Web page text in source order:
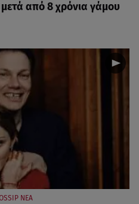
από 8 χρόνια γάμου
ΝΕΑ